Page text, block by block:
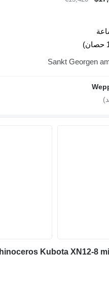
Rhinoceros Kubota XN12-8